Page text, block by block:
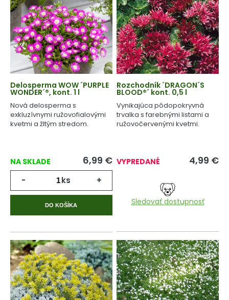
Delosperma WOW ´PURPLE
WONDER´®, kont. 1 l
Nová delosperma s
exkluzívnymi ružovofialovými
kvetmi a žltým stredom.
NA SKLADE 6,99 €
- ks +
DO KOŠÍKA
Rozchodník ´DRAGON´S
BLOOD®´ kont. 0,5 l
Vynikajúca pôdopokryvná
trvalka s farebnými listami a
ružovočervenými kvetmi.
VYPREDANÉ 4,99 €
Sledovať dostupnosť